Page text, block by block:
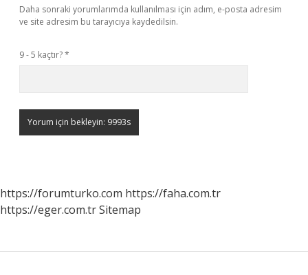
Daha sonraki yorumlarımda kullanılması için adım, e-posta adresim
ve site adresim bu tarayıcıya kaydedilsin.
9 - 5 kaçtır?*
https://forumturko.com https://faha.com.tr
https://eger.com.trSitemap